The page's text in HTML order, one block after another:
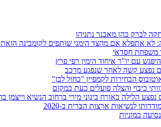
לברק כהן מאבנר נתניהו
לא אתפלא אם מהצד הימני שותפים לקומבינה הזאת
משפחת חסדאי
עם יו"ר איחוד הימין רפי פרץ
נפצע קשה לאחר שנפגע מרכב
הבחירות לקמפיין "כחול לבן"
לנשיאות ארצות הברית ב-2020
במוניות